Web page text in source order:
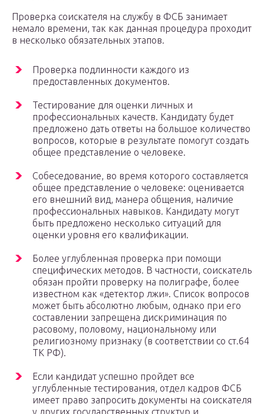
Проверка соискателя на службу в ФСБ занимает
немало времени, так как данная процедура проходит
в несколько обязательных этапов.
Проверка подлинности каждого из
предоставленных документов.
Тестирование для оценки личных и
профессиональных качеств. Кандидату будет
предложено дать ответы на большое количество
вопросов, которые в результате помогут создать
общее представление о человеке.
Собеседование, во время которого составляется
общее представление о человеке: оценивается
его внешний вид, манера общения, наличие
профессиональных навыков. Кандидату могут
быть предложено несколько ситуаций для
оценки уровня его квалификации.
Более углубленная проверка при помощи
специфических методов. В частности, соискатель
обязан пройти проверку на полиграфе, более
известном как «детектор лжи». Список вопросов
может быть абсолютно любым, однако при его
составлении запрещена дискриминация по
расовому, половому, национальному или
религиозному признаку (в соответствии со ст.64
ТК РФ).
Если кандидат успешно пройдет все
углубленные тестирования, отдел кадров ФСБ
имеет право запросить документы на соискателя
у других государственных структур и